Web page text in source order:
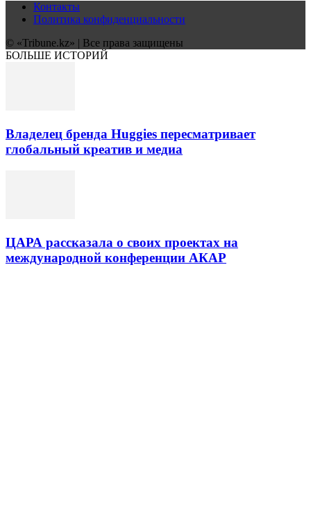
Контакты
Политика конфиденциальности
© «Tribune.kz» | Все права защищены
БОЛЬШЕ ИСТОРИЙ
Владелец бренда Huggies пересматривает
глобальный креатив и медиа
ЦАРА рассказала о своих проектах на
международной конференции АКАР